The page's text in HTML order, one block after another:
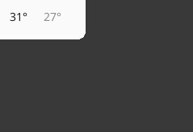
31° 27°